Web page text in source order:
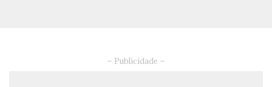
– Publicidade –